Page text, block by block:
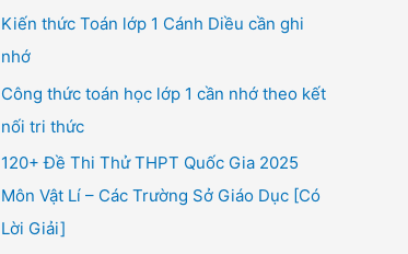
o
r
:
Kiến thức Toán lớp 1 Cánh Diều cần ghi
nhớ
Công thức toán học lớp 1 cần nhớ theo kết
nối tri thức
120+ Đề Thi Thử THPT Quốc Gia 2025
Môn Vật Lí – Các Trường Sở Giáo Dục [Có
Lời Giải]